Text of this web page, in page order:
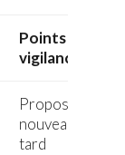
Points de
vigilance
Proposer à
nouveau plus
tard